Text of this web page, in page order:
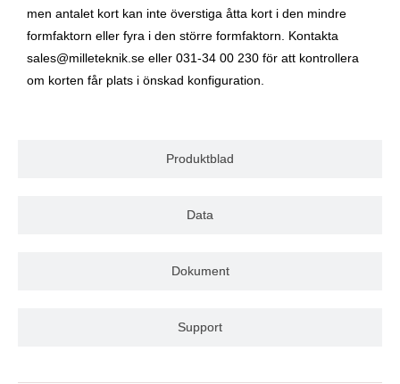
Produktblad
Data
Dokument
Support
men antalet kort kan inte överstiga åtta kort i den mindre
formfaktorn eller fyra i den större formfaktorn. Kontakta
sales@milleteknik.se eller 031-34 00 230 för att kontrollera
om korten får plats i önskad konfiguration.